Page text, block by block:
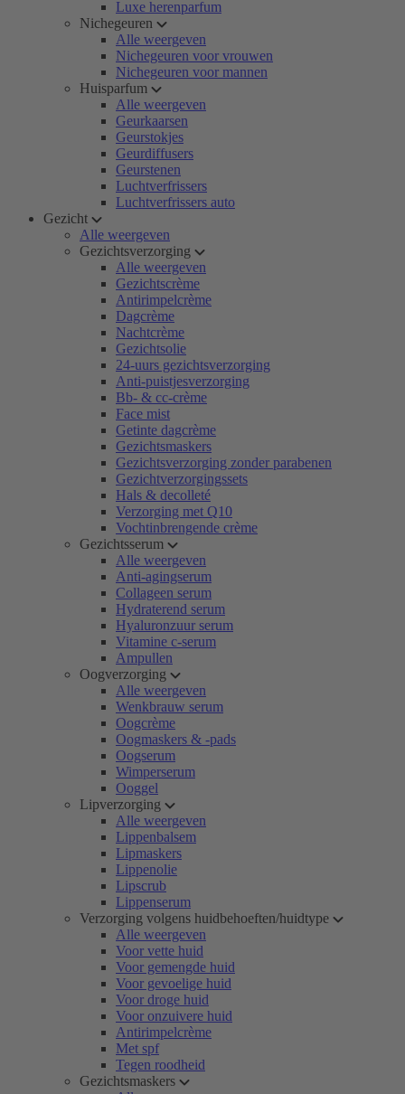
Luxe herenparfum
Nichegeuren
Alle weergeven
Nichegeuren voor vrouwen
Nichegeuren voor mannen
Huisparfum
Alle weergeven
Geurkaarsen
Geurstokjes
Geurdiffusers
Geurstenen
Luchtverfrissers
Luchtverfrissers auto
Gezicht
Alle weergeven
Gezichtsverzorging
Alle weergeven
Gezichtscrème
Antirimpelcrème
Dagcrème
Nachtcrème
Gezichtsolie
24-uurs gezichtsverzorging
Anti-puistjesverzorging
Bb- & cc-crème
Face mist
Getinte dagcrème
Gezichtsmaskers
Gezichtsverzorging zonder parabenen
Gezichtverzorgingssets
Hals & decolleté
Verzorging met Q10
Vochtinbrengende crème
Gezichtsserum
Alle weergeven
Anti-agingserum
Collageen serum
Hydraterend serum
Hyaluronzuur serum
Vitamine c-serum
Ampullen
Oogverzorging
Alle weergeven
Wenkbrauw serum
Oogcrème
Oogmaskers & -pads
Oogserum
Wimperserum
Ooggel
Lipverzorging
Alle weergeven
Lippenbalsem
Lipmaskers
Lippenolie
Lipscrub
Lippenserum
Verzorging volgens huidbehoeften/huidtype
Alle weergeven
Voor vette huid
Voor gemengde huid
Voor gevoelige huid
Voor droge huid
Voor onzuivere huid
Antirimpelcrème
Met spf
Tegen roodheid
Gezichtsmaskers